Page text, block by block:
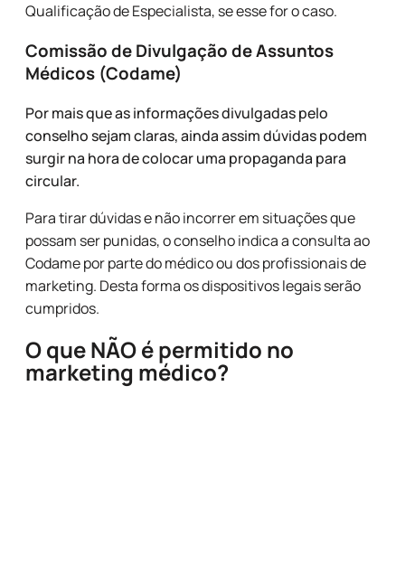
Qualificação de Especialista, se esse for o caso.
Comissão de Divulgação de Assuntos
Médicos (Codame)
Por mais que as informações divulgadas pelo
conselho sejam claras, ainda assim dúvidas podem
surgir na hora de colocar uma propaganda para
circular.
Para tirar dúvidas e não incorrer em situações que
possam ser punidas, o conselho indica a consulta ao
Codame por parte do médico ou dos profissionais de
marketing. Desta forma os dispositivos legais serão
cumpridos.
O que NÃO é permitido no
marketing médico?